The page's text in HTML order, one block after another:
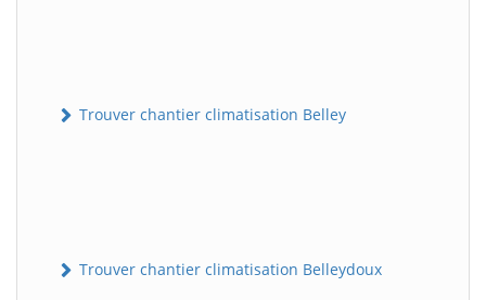
Trouver chantier climatisation Belley
Trouver chantier climatisation Belleydoux